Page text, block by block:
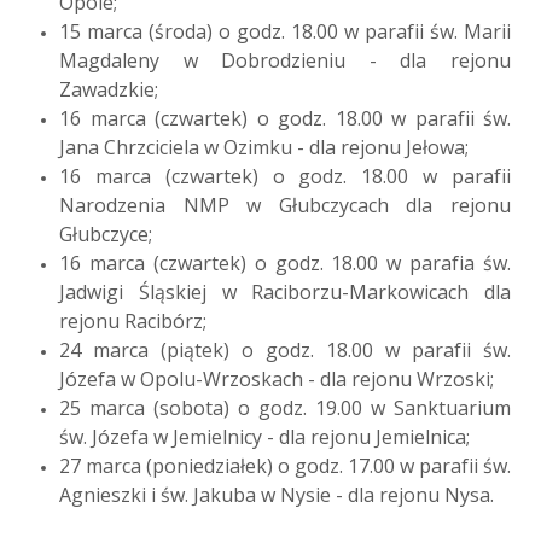
15 marca (środa) o godz. 18.00 w parafii św. Marii
Magdaleny w Dobrodzieniu - dla rejonu
Zawadzkie;
16 marca (czwartek) o godz. 18.00 w parafii św.
Jana Chrzciciela w Ozimku - dla rejonu Jełowa;
16 marca (czwartek) o godz. 18.00 w parafii
Narodzenia NMP w Głubczycach dla rejonu
Głubczyce;
16 marca (czwartek) o godz. 18.00 w parafia św.
Jadwigi Śląskiej w Raciborzu-Markowicach dla
rejonu Racibórz;
24 marca (piątek) o godz. 18.00 w parafii św.
Józefa w Opolu-Wrzoskach - dla rejonu Wrzoski;
25 marca (sobota) o godz. 19.00 w Sanktuarium
św. Józefa w Jemielnicy - dla rejonu Jemielnica;
27 marca (poniedziałek) o godz. 17.00 w parafii św.
Agnieszki i św. Jakuba w Nysie - dla rejonu Nysa.